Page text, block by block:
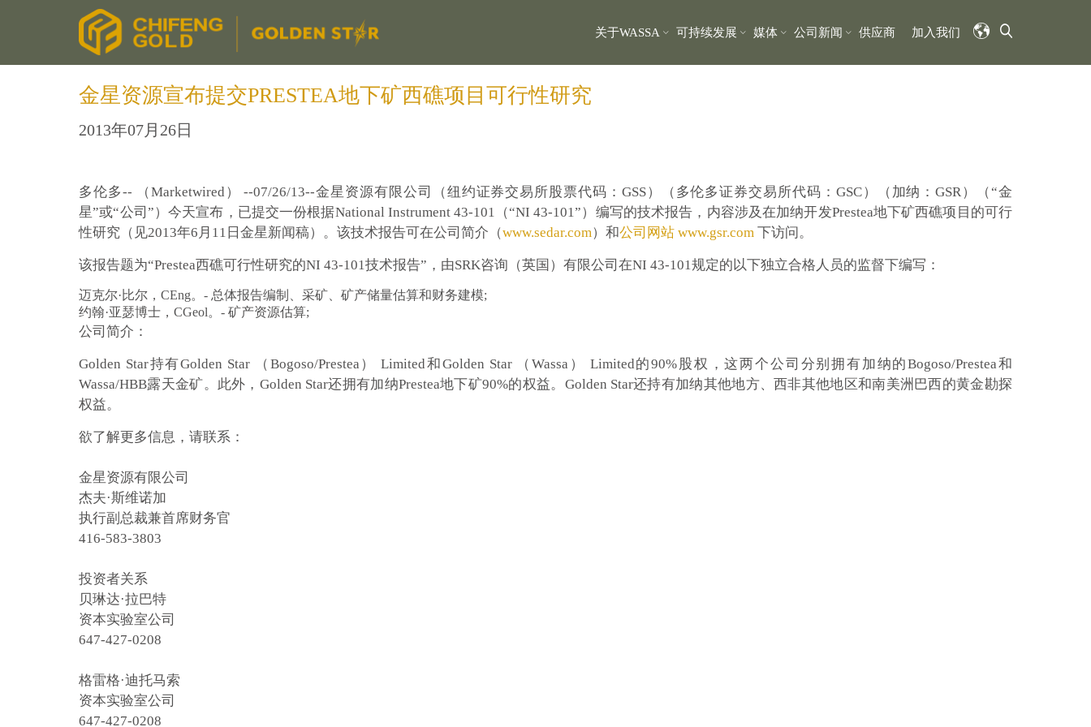
关于WASSA 可持续发展 媒体 公司新闻 供应商 加入我们
金星资源宣布提交PRESTEA地下矿西礁项目可行性研究
2013年07月26日
多伦多-- （Marketwired） --07/26/13--金星资源有限公司（纽约证券交易所股票代码：GSS）（多伦多证券交易所代码：GSC）（加纳：GSR）（“金
星”或“公司”）今天宣布，已提交一份根据National Instrument 43-101（“NI 43-101”）编写的技术报告，内容涉及在加纳开发Prestea地下矿西礁项目的可行
性研究（见2013年6月11日金星新闻稿）。该技术报告可在公司简介（www.sedar.com）和公司网站 www.gsr.com 下访问。
该报告题为“Prestea西礁可行性研究的NI 43-101技术报告”，由SRK咨询（英国）有限公司在NI 43-101规定的以下独立合格人员的监督下编写：
迈克尔·比尔，CEng。- 总体报告编制、采矿、矿产储量估算和财务建模;
约翰·亚瑟博士，CGeol。- 矿产资源估算;
公司简介：
Golden Star持有Golden Star （Bogoso/Prestea） Limited和Golden Star （Wassa） Limited的90%股权，这两个公司分别拥有加纳的Bogoso/Prestea和
Wassa/HBB露天金矿。此外，Golden Star还拥有加纳Prestea地下矿90%的权益。Golden Star还持有加纳其他地方、西非其他地区和南美洲巴西的黄金勘探
权益。
欲了解更多信息，请联系：
金星资源有限公司
杰夫·斯维诺加
执行副总裁兼首席财务官
416-583-3803
投资者关系
贝琳达·拉巴特
资本实验室公司
647-427-0208
格雷格·迪托马索
资本实验室公司
647-427-0208